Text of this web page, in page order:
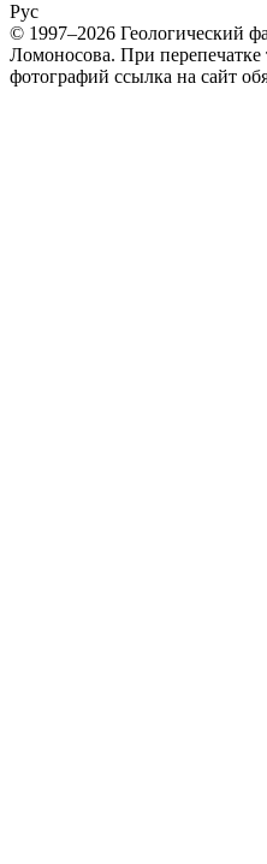
Рус
© 1997–2026 Геологический
Ломоносова. При
фотографий ссылка на сайт